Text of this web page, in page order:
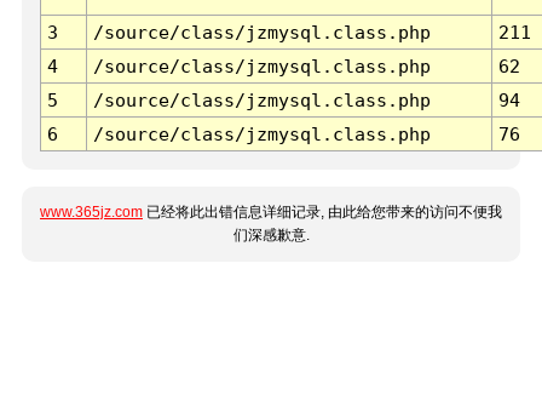
3 /source/class/jzmysql.class.php
211
4
/source/class/jzmysql.class.php
62
5
/source/class/jzmysql.class.php
94
6
/source/class/jzmysql.class.php 76
www.365jz.com 已经将此出错信息详细记录, 由此给您带来的访问不便我
们深感歉意.